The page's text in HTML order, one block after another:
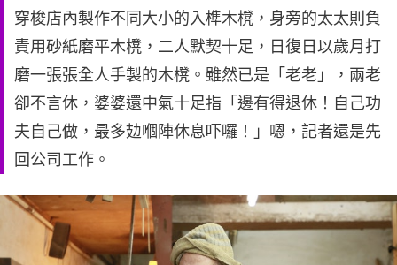
穿梭店內製作不同大小的入榫木櫈，身旁的太太則負
責用砂紙磨平木櫈，二人默契十足，日復日以歲月打
磨一張張全人手製的木櫈。雖然已是「老老」，兩老
卻不言休，婆婆還中氣十足指「邊有得退休！自己功
夫自己做，最多攰嗰陣休息吓囉！」嗯，記者還是先
回公司工作。